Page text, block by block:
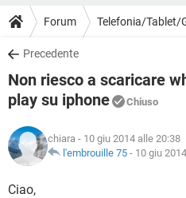
INTRATTENIMENTO
iOS
INSTAGRAM
TIKTOK
HARDWARE
GUIDE
COVID-19
iOS
TIKTOK
DOWNLOAD
COVID-19
INTRATTENIMENTO
iOS
INSTAGRAM
TIKTOK
FORUM
INTRATTENIMENTO
GLOSSARIO
COVID-19
INTRATTENIMENTO
Forum Telefonia/Tablet/
Precedente
Non riesco a scaricare
play su iphone
Chiuso
chiara - 10 giu 2014 alle 20:38
l'embrouille 75 - 10 giu
Ciao,